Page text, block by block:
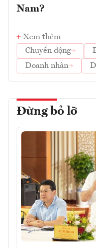
Nam?
Xem thêm
Chuyển động
Doanh nhân
Đừng bỏ lỡ